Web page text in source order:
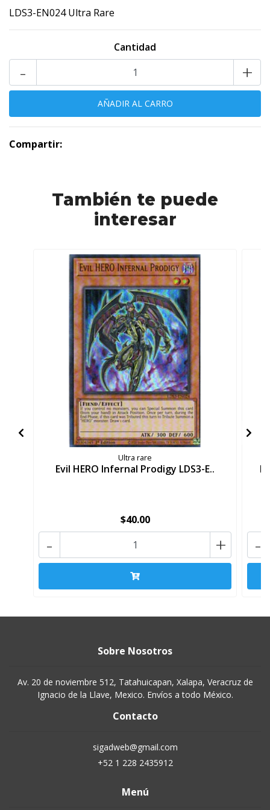
LDS3-EN024 Ultra Rare
Cantidad
+
-
Compartir:
También te puede
interesar
Ultra rare
Evil HERO Infernal Prodigy LDS3-E..
$40.00
+
- -
Sobre Nosotros
Av. 20 de noviembre 512, Tatahuicapan, Xalapa, Veracruz de
Ignacio de la Llave, Mexico. Envíos a todo México.
Contacto
sigadweb@gmail.com
+52 1 228 2435912
Menú